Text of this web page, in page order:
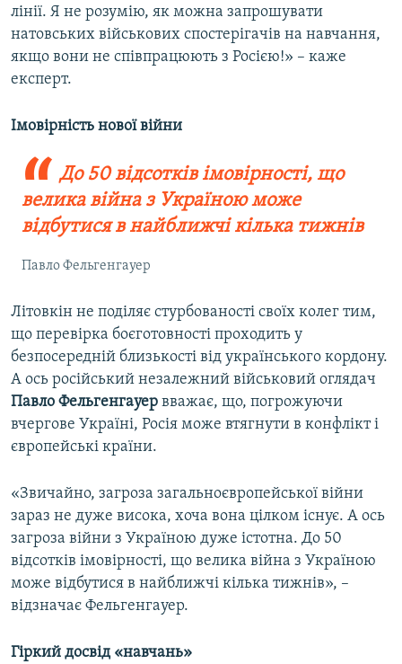
лінії. Я не розумію, як можна запрошувати
натовських військових спостерігачів на навчання,
якщо вони не співпрацюють з Росією!» – каже
експерт.
Імовірність нової війни
До 50 відсотків імовірності, що
велика війна з Україною може
відбутися в найближчі кілька тижнів
Павло Фельгенгауер
Літовкін не поділяє стурбованості своїх колег тим,
що перевірка боєготовності проходить у
безпосередній близькості від українського кордону.
А ось російський незалежний військовий оглядач
Павло Фельгенгауер вважає, що, погрожуючи
вчергове Україні, Росія може втягнути в конфлікт і
європейські країни.
«Звичайно, загроза загальноєвропейської війни
зараз не дуже висока, хоча вона цілком існує. А ось
загроза війни з Україною дуже істотна. До 50
відсотків імовірності, що велика війна з Україною
може відбутися в найближчі кілька тижнів», –
відзначає Фельгенгауер.
Гіркий досвід «навчань»